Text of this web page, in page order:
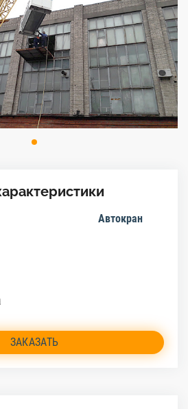
Автокран
ЗАКАЗАТЬ